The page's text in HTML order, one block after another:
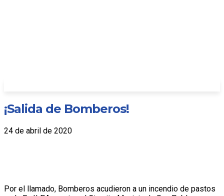
¡Salida de Bomberos!
24 de abril de 2020
Por el llamado, Bomberos acudieron a un incendio de pastos